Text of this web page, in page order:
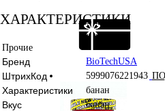
ХАРАКТЕРИСТИКИ
Прочие
Бренд BioTechUSA
ШтрихКод 5999076221943
Характеристики банан
Вкус банан